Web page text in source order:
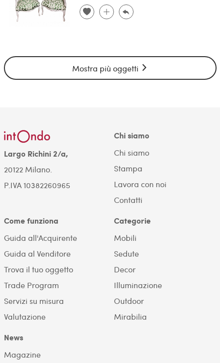
Mostra più oggetti
Largo Richini 2/a,
20122 Milano.
P.IVA 10382260965
Chi siamo
Chi siamo
Stampa
Lavora con noi
Contatti
Come funziona
Guida all'Acquirente
Guida al Venditore
Trova il tuo oggetto
Trade Program
Servizi su misura
Valutazione
Categorie
Mobili
Sedute
Decor
Illuminazione
Outdoor
Mirabilia
News
Magazine